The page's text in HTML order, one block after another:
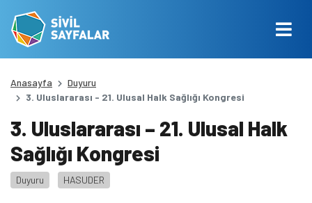
Anasayfa
Duyuru
3. Uluslararası - 21. Ulusal Halk Sağlığı Kongresi
3. Uluslararası – 21. Ulusal Halk
Sağlığı Kongresi
Duyuru HASUDER